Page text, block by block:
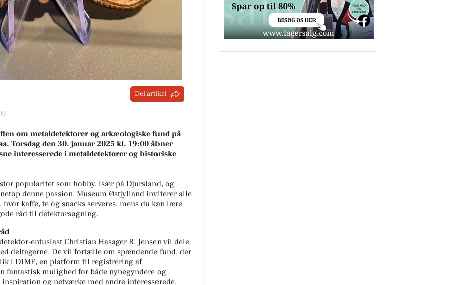
Del artikel
om metaldetektorer og arkæologiske fund på
Torsdag den 30. januar 2025 kl. 19:00 åbner
interesserede i metaldetektorer og historiske
popularitet som hobby, især på Djursland, og
denne passion. Museum Østjylland inviterer alle
kaffe, te og snacks serveres, mens du kan lære
råd til detektorsøgning.
entusiast Christian Hasager B. Jensen vil dele
deltagerne. De vil fortælle om spændende fund, der
i DIME, en platform til registrering af
fantastisk mulighed for både nybegyndere og
og netværke med andre interesserede.